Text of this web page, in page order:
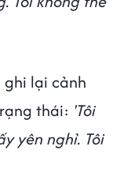
lại cảnh
thái: 'Tôi
yên nghỉ. Tôi